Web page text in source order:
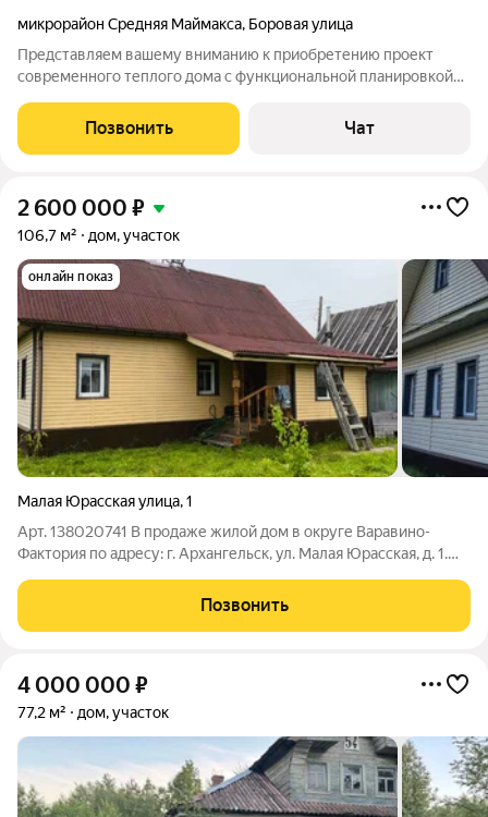
микрорайон Средняя Маймакса, Боровая улица
Представляем вашему вниманию к приобретению проект
современного теплого дома с функциональной планировкой
округе, в частном секторе, д.Совет (ориентир 25 лз)
Фундамент жб сваи 1501504000 2 этажа
Позвонить Чат
2 600 000 ₽
106,7 м² дом, участок
онлайн показ
Малая Юрасская улица,1
Арт. 138020741 В продаже жилой дом в округе Варавино-
Фактория по адресу: г. Архангельск, ул. Малая Юрасская, д. 1.
На участке имеется 2 гаража, баня, 2 дома соединённые между
собой,
Позвонить
4 000 000 ₽
77,2 м² дом, участок